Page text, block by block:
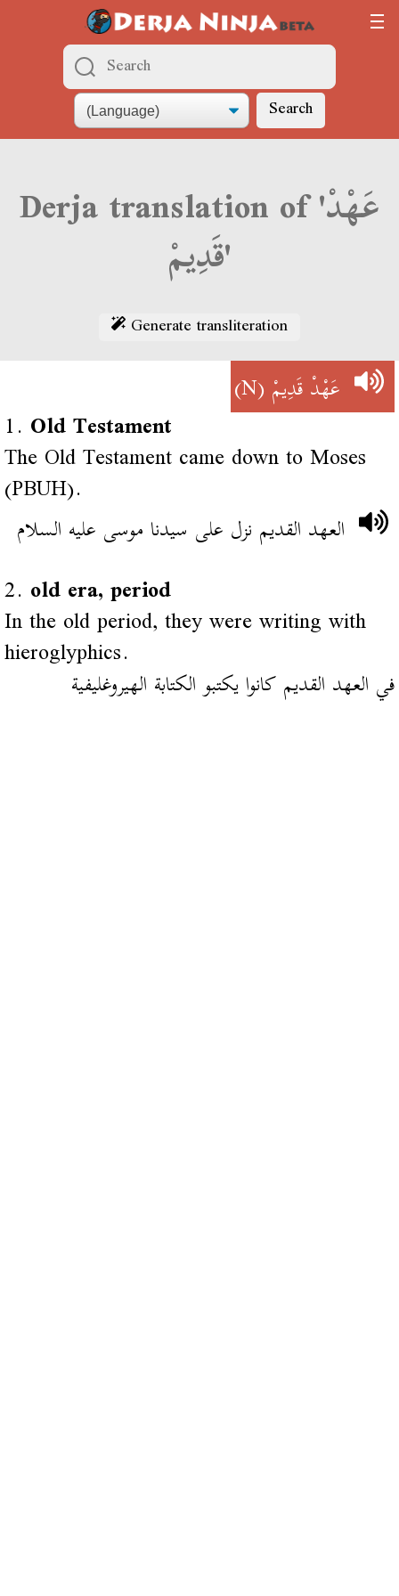
Search
Derja translation of 'عَهْدْ
قَدِيمْ'
Generate transliteration
عَهْدْ قَدِيمْ(N)
1. Old Testament
The Old Testament came down to Moses
(PBUH).
العهد القديم نزل على سيدنا موسى عليه السلام
2. old era, period
In the old period, they were writing with
hieroglyphics.
في العهد القديم كانوا يكتبو الكتابة الهيروغليفية